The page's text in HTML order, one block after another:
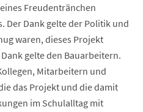
Freudentränchen
Der Dank gelte der Politik und
waren, dieses Projekt
gelte den Bauarbeitern.
Mitarbeitern und
das Projekt und die damit
im Schulalltag mit